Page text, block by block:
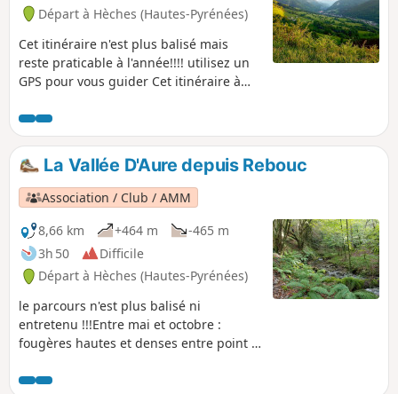
Départ à Hèches (Hautes-Pyrénées)
Cet itinéraire n'est plus balisé mais
reste praticable à l'année!!!! utilisez un
GPS pour vous guider Cet itinéraire à
vous fera découvrir un paysage urbain
et agricole typique de la vallée. Vous
débuterez par un chemin bucolique en
bordure de Neste, suivi du village
historique de Sarancolin avant de vous
engager sur une douce mais longue
ascension jusqu'au pied de Pène Haute.
Le retour se fera par une piste
forestière très roulante, contrôlez vos
freins avant de partir!
La Vallée D'Aure depuis Rebouc
Association / Club / AMM
8,66 km
+464 m
-465 m
3h 50
Difficile
Départ à Hèches (Hautes-Pyrénées)
le parcours n'est plus balisé ni
entretenu !!!Entre mai et octobre :
fougères hautes et denses entre point 4
Un condensé de ce que l'entrée de